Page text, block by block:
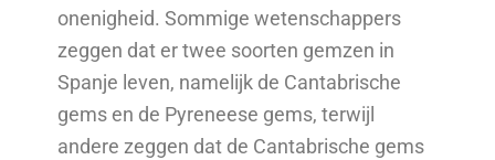
onenigheid. Sommige wetenschappers
zeggen dat er twee soorten gemzen in
Spanje leven, namelijk de Cantabrische
gems en de Pyreneese gems, terwijl
andere zeggen dat de Cantabrische gems